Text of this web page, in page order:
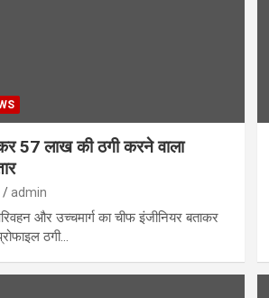
57 लाख की ठगी करने वाला
admin
और उच्चमार्ग का चीफ इंजीनियर बताकर
ठगी…